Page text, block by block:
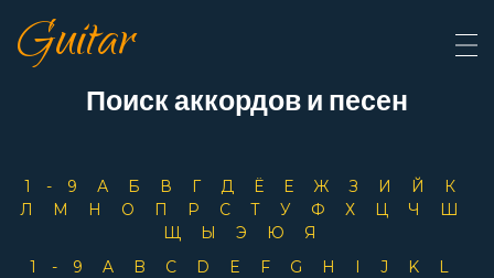
Guitar
Поиск аккордов и песен
1-9 А Б В Г Д Ё Е Ж З И Й
К
Л
М Н О П Р С Т У Ф Х Ц Ч
Ш
Щ
Ы Э Ю
Я
1-9
A B C D E F G H I J K
L